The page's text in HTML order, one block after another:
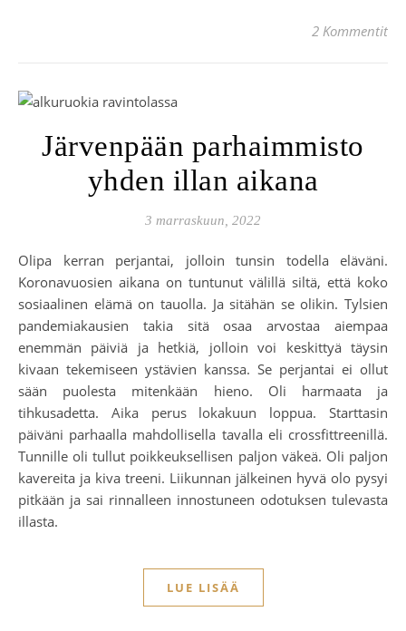
2 Kommentit
Järvenpään parhaimmisto
yhden illan aikana
3 marraskuun, 2022
Olipa kerran perjantai, jolloin tunsin todella eläväni.
Koronavuosien aikana on tuntunut välillä siltä, että koko
sosiaalinen elämä on tauolla. Ja sitähän se olikin. Tylsien
pandemiakausien takia sitä osaa arvostaa aiempaa
enemmän päiviä ja hetkiä, jolloin voi keskittyä täysin
kivaan tekemiseen ystävien kanssa. Se perjantai ei ollut
sään puolesta mitenkään hieno. Oli harmaata ja
tihkusadetta. Aika perus lokakuun loppua. Starttasin
päiväni parhaalla mahdollisella tavalla eli crossfittreenillä.
Tunnille oli tullut poikkeuksellisen paljon väkeä. Oli paljon
kavereita ja kiva treeni. Liikunnan jälkeinen hyvä olo pysyi
pitkään ja sai rinnalleen innostuneen odotuksen tulevasta
illasta.
LUE LISÄÄ